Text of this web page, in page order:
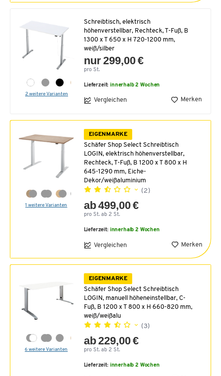
2 weitere Varianten
Schreibtisch, elektrisch
höhenverstellbar, Rechteck, T-Fuß, B
1300 x T 650 x H 720-1200 mm,
weiß/silber
nur 299,00 €
pro St.
Lieferzeit:innerhalb 2 Wochen
Vergleichen Merken
1 weitere Varianten
EIGENMARKE
Schäfer Shop Select Schreibtisch
LOGIN, elektrisch höhenverstellbar,
Rechteck, T-Fuß, B 1200 x T 800 x H
645-1290 mm, Eiche-
Dekor/weißaluminium
(2)
ab 499,00 €
pro St. ab 2 St.
Lieferzeit: innerhalb 2 Wochen
Vergleichen Merken
6 weitere Varianten
EIGENMARKE
Schäfer Shop Select Schreibtisch
LOGIN, manuell höheneinstellbar, C-
Fuß, B 1200 x T 800 x H 660-820 mm,
weiß/weißalu
(3)
ab 229,00 €
pro St. ab 2 St.
Lieferzeit: innerhalb 2 Wochen